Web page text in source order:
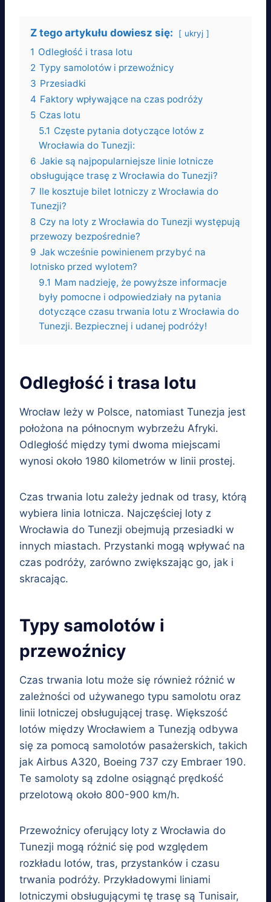
Z tego artykułu dowiesz się: ukryj
1 Odległość i trasa lotu
2 Typy samolotów i przewoźnicy
3 Przesiadki
4 Faktory wpływające na czas podróży
5 Czas lotu
5.1 Częste pytania dotyczące lotów z
Wrocławia do Tunezji:
6 Jakie są najpopularniejsze linie lotnicze
obsługujące trasę z Wrocławia do Tunezji?
7 Ile kosztuje bilet lotniczy z Wrocławia do
Tunezji?
8 Czy na loty z Wrocławia do Tunezji występują
przewozy bezpośrednie?
9 Jak wcześnie powinienem przybyć na
lotnisko przed wylotem?
9.1 Mam nadzieję, że powyższe informacje
były pomocne i odpowiedziały na pytania
dotyczące czasu trwania lotu z Wrocławia do
Tunezji. Bezpiecznej i udanej podróży!
Odległość i trasa lotu
Wrocław leży w Polsce, natomiast Tunezja jest
położona na północnym wybrzeżu Afryki.
Odległość między tymi dwoma miejscami
wynosi około 1980 kilometrów w linii prostej.
Czas trwania lotu zależy jednak od trasy, którą
wybiera linia lotnicza. Najczęściej loty z
Wrocławia do Tunezji obejmują przesiadki w
innych miastach. Przystanki mogą wpływać na
czas podróży, zarówno zwiększając go, jak i
skracając.
Typy samolotów i
przewoźnicy
Czas trwania lotu może się również różnić w
zależności od używanego typu samolotu oraz
linii lotniczej obsługującej trasę. Większość
lotów między Wrocławiem a Tunezją odbywa
się za pomocą samolotów pasażerskich, takich
jak Airbus A320, Boeing 737 czy Embraer 190.
Te samoloty są zdolne osiągnąć prędkość
przelotową około 800-900 km/h.
Przewoźnicy oferujący loty z Wrocławia do
Tunezji mogą różnić się pod względem
rozkładu lotów, tras, przystanków i czasu
trwania podróży. Przykładowymi liniami
lotniczymi obsługującymi tę trasę są Tunisair,